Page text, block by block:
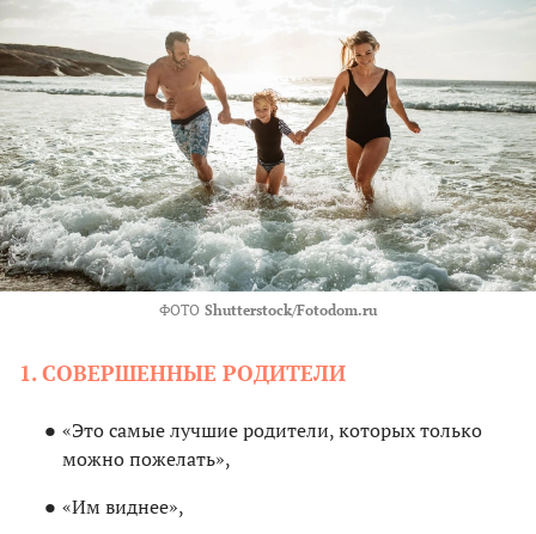
ФОТО Shutterstock/Fotodom.ru
1. СОВЕРШЕННЫЕ РОДИТЕЛИ
«Это самые лучшие родители, которых только
можно пожелать»,
«Им виднее»,